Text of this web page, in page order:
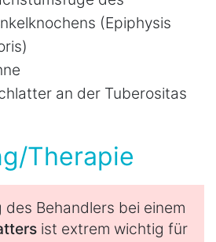
(Epiphysis
an der Tuberositas
Therapie
des Behandlers bei einem
ist extrem wichtig für